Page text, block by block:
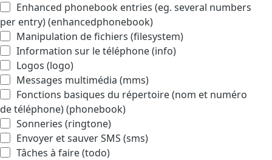
Enhanced phonebook entries (eg. several numbers
per entry) (enhancedphonebook)
Manipulation de fichiers (filesystem)
Information sur le téléphone (info)
Logos (logo)
Messages multimédia (mms)
Fonctions basiques du répertoire (nom et numéro
de téléphone) (phonebook)
Sonneries (ringtone)
Envoyer et sauver SMS (sms)
Tâches à faire (todo)